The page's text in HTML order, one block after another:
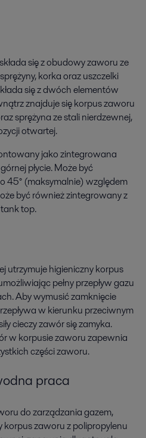
się z obudowy zaworu ze
korka oraz uszczelki
się z dwóch elementów
znajduje się korpus zaworu
sprężyna ze stali nierdzewnej,
otwartej.
jako zintegrowana
płycie. Może być
45° (maksymalnie) względem
być również zintegrowany z
top.
utrzymuje higieniczny korpus
pełny przepływ gazu
Aby wymusić zamknięcie
w kierunku przeciwnym
cieczy zawór się zamyka.
w korpusie zaworu zapewnia
części zaworu.
praca
do zarządzania gazem,
zaworu z polipropylenu